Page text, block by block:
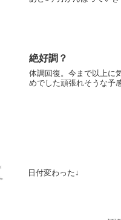
絶好調？
体調回復。今まで以上に
めでした頑張れそうな予
日付変わった↓